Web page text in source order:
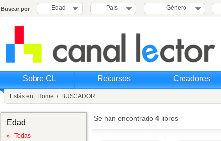
Buscar por Edad País Género
Sobre CL Recursos Creadores
Estás en : Home / BUSCADOR
Edad
Todas
Se han encontrado 4 libros